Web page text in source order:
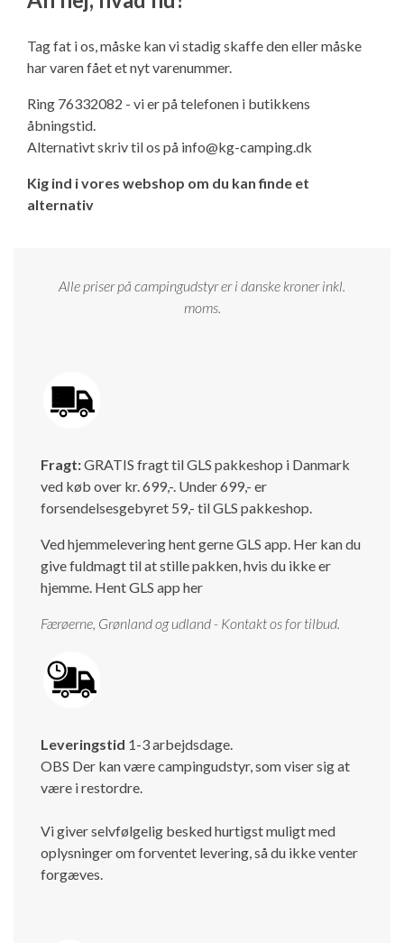
Adria Astella
Next
Hobby Prestige
Hobby Maxia
Ny campingvogn - godt at vide
Lille campingvogn
Finansiering af campingvogn
Vil du sælge din campingvogn?
Brugte telte og udstyr
Isabella Fortelte
Isabella weekend- og vinterfortelte
Isabella Opstillingsvejledninger
Camping erhverv
Adria Coral
Adria Compact
Internet i campingvognen
Aircondition og klimaanlæg
Gas-komfort i din campingvogn
Byvand - rindende vand i campingvognen
GPS tracker til autocamper og campingvogn
Sikker handel
Klagemuligheder
Handelsbetingelser - webshop
Persondata
GPDR - KG Camping Kundeklub
Tag fat i os, måske kan vi stadig skaffe den eller måske
har varen fået et nyt varenummer.
Ring 76332082 - vi er på telefonen i butikkens
åbningstid.
Alternativt skriv til os på info@kg-camping.dk
Kig ind i vores webshop om du kan finde et
alternativ
Alle priser på campingudstyr er i danske kroner inkl.
moms.
Fragt:GRATIS fragt til GLS pakkeshop i Danmark
ved køb over kr. 699,-. Under 699,- er
forsendelsesgebyret 59,- til GLS pakkeshop.
Ved hjemmelevering hent gerne GLS app. Her kan du
give fuldmagt til at stille pakken, hvis du ikke er
hjemme. Hent GLS app her
Færøerne, Grønland og udland - Kontakt os for tilbud.
Leveringstid 1-3 arbejdsdage.
OBS Der kan være campingudstyr, som viser sig at
være i restordre.
Vi giver selvfølgelig besked hurtigst muligt med
oplysninger om forventet levering, så du ikke venter
forgæves.